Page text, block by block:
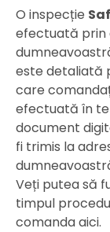
O inspecție
efectuată prin
este detaliată
care
efectuată în
document
fi trimis la
Veți putea să
timpul
comanda aici.